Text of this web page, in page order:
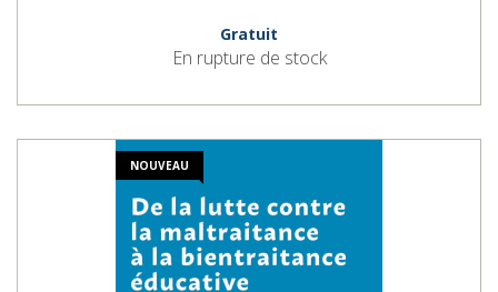
Gratuit
En rupture de stock
NOUVEAU